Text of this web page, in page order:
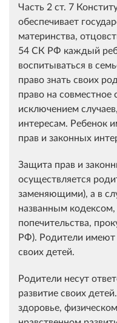
Часть 2 ст. 7
обеспечивает
материнства,
54 СК РФ каждый
воспитываться в
право знать своих
право на
исключением
интересам. Ребенок
прав и законных
Защита прав и
осуществляется
заменяющими), а в
названным
попечительства,
РФ). Родители имеют
своих детей.
Родители несут
развитие своих
здоровье,